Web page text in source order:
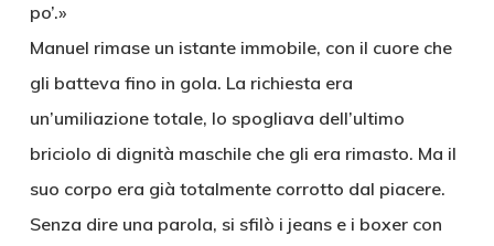
po’.»
Manuel rimase un istante immobile, con il cuore che
gli batteva fino in gola. La richiesta era
un’umiliazione totale, lo spogliava dell’ultimo
briciolo di dignità maschile che gli era rimasto. Ma il
suo corpo era già totalmente corrotto dal piacere.
Senza dire una parola, si sfilò i jeans e i boxer con